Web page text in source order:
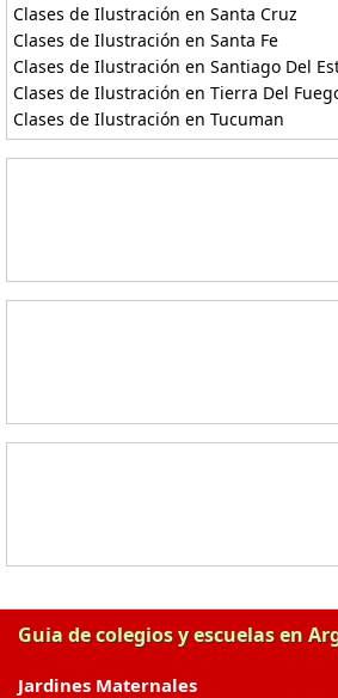
Clases de Ilustración en Santa Cruz
Clases de Ilustración en Santa Fe
Clases de Ilustración en Santiago Del
Clases de Ilustración en Tierra Del
Clases de Ilustración en Tucuman
Guia de colegios y escuelas en
Jardines Maternales